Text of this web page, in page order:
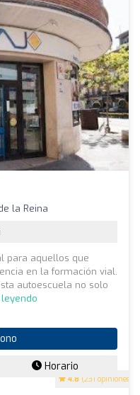
4.8 (231 opiniones)
la Reina
para aquellos que
en la formación vial.
autoescuela no solo
Horario